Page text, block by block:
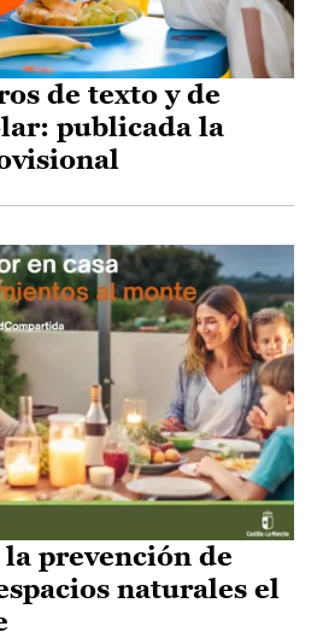
de texto y de
publicada la
prevención de
naturales el